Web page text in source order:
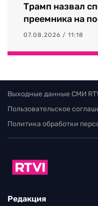
Трамп назвал
преемника на
07.08.2026 / 11:18
Выходные данные СМИ
Пользовательское
Политика обработки
Редакция